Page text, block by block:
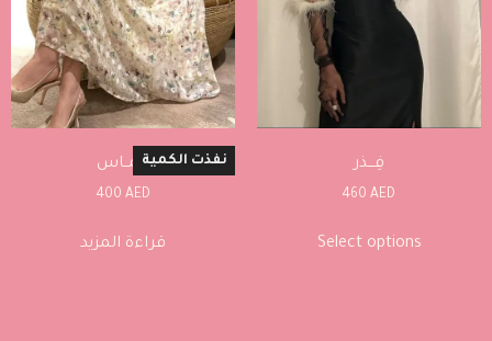
فِـــذر
460 AED
Select options
نفذت الكميةريمــاس
400 AED
قراءة المزيد